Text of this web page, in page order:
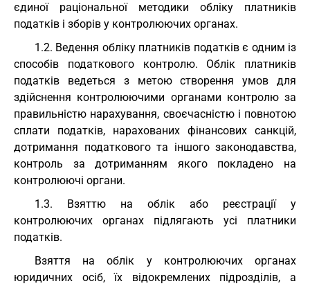
єдиної раціональної методики обліку платників
податків і зборів у контролюючих органах.
1.2. Ведення обліку платників податків є одним із
способів податкового контролю. Облік платників
податків ведеться з метою створення умов для
здійснення контролюючими органами контролю за
правильністю нарахування, своєчасністю і повнотою
сплати податків, нарахованих фінансових санкцій,
дотримання податкового та іншого законодавства,
контроль за дотриманням якого покладено на
контролюючі органи.
1.3. Взяттю на облік або реєстрації у
контролюючих органах підлягають усі платники
податків.
Взяття на облік у контролюючих органах
юридичних осіб, їх відокремлених підрозділів, а